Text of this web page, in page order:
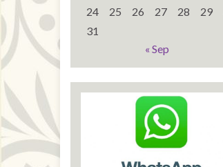
24
25 26 27 28 29
31
« Sep